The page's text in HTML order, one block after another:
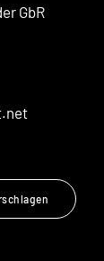
GbR